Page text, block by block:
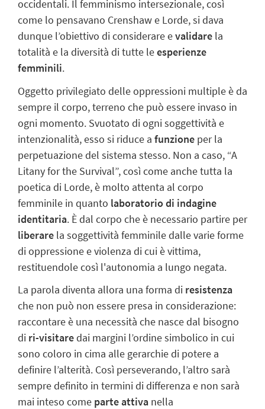
occidentali. Il femminismo intersezionale, così
come lo pensavano Crenshaw e Lorde, si dava
dunque l’obiettivo di considerare evalidare la
totalità e la diversità ditutte leesperienze
femminili.
Oggetto privilegiato delle oppressioni multipleè da
sempre il corpo, terreno che può essere invaso in
ogni momento. Svuotato di ogni soggettività e
intenzionalità, esso si riduce a funzione per la
perpetuazione del sistema stesso. Non a caso, “A
Litany forthe Survival”, così come anche tutta la
poetica di Lorde, è molto attenta al corpo
femminile in quanto laboratorio di indagine
identitaria. È dal corpo che è necessario partire per
liberare la soggettività femminile dalle varie forme
di oppressione e violenza di cui è vittima,
restituendole così l'autonomia a lungo negata.
La parola diventa allora una forma di resistenza
che non può non essere presa in considerazione:
raccontare è una necessità che nasce dal bisogno
di ri-visitaredai margini l’ordine simbolico in cui
sono coloro in cima alle gerarchie di potere a
definire l’alterità. Così perseverando, l’altro sarà
sempre definito in termini didifferenza e non sarà
mai inteso come parte attiva nella